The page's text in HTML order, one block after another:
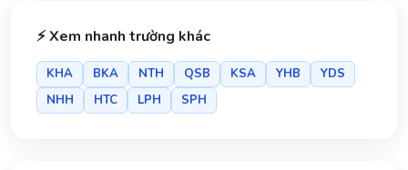
⚡ Xem nhanh trường khác
KHA BKA NTH QSB KSA YHB
YDS
NHH
HTC LPH SPH